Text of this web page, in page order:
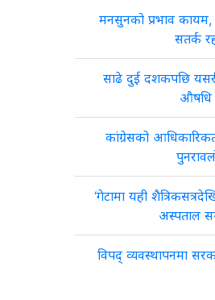
मनसुनको प्रभाव कायम,
सतर्क
साढे दुई दशकपछि
औषधि
कांग्रेसको
‘गेटामा यही
अस्पताल
विपद् व्यवस्थापनमा